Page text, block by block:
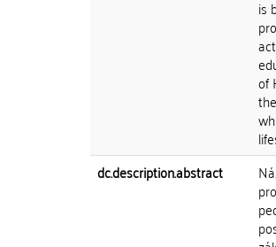
is
of
dc.description.abstract